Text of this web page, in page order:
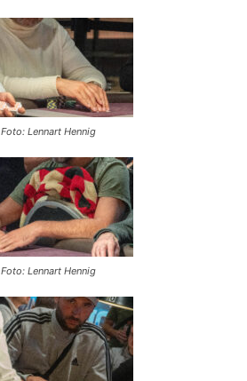
Foto: Lennart Hennig
Foto: Lennart Hennig